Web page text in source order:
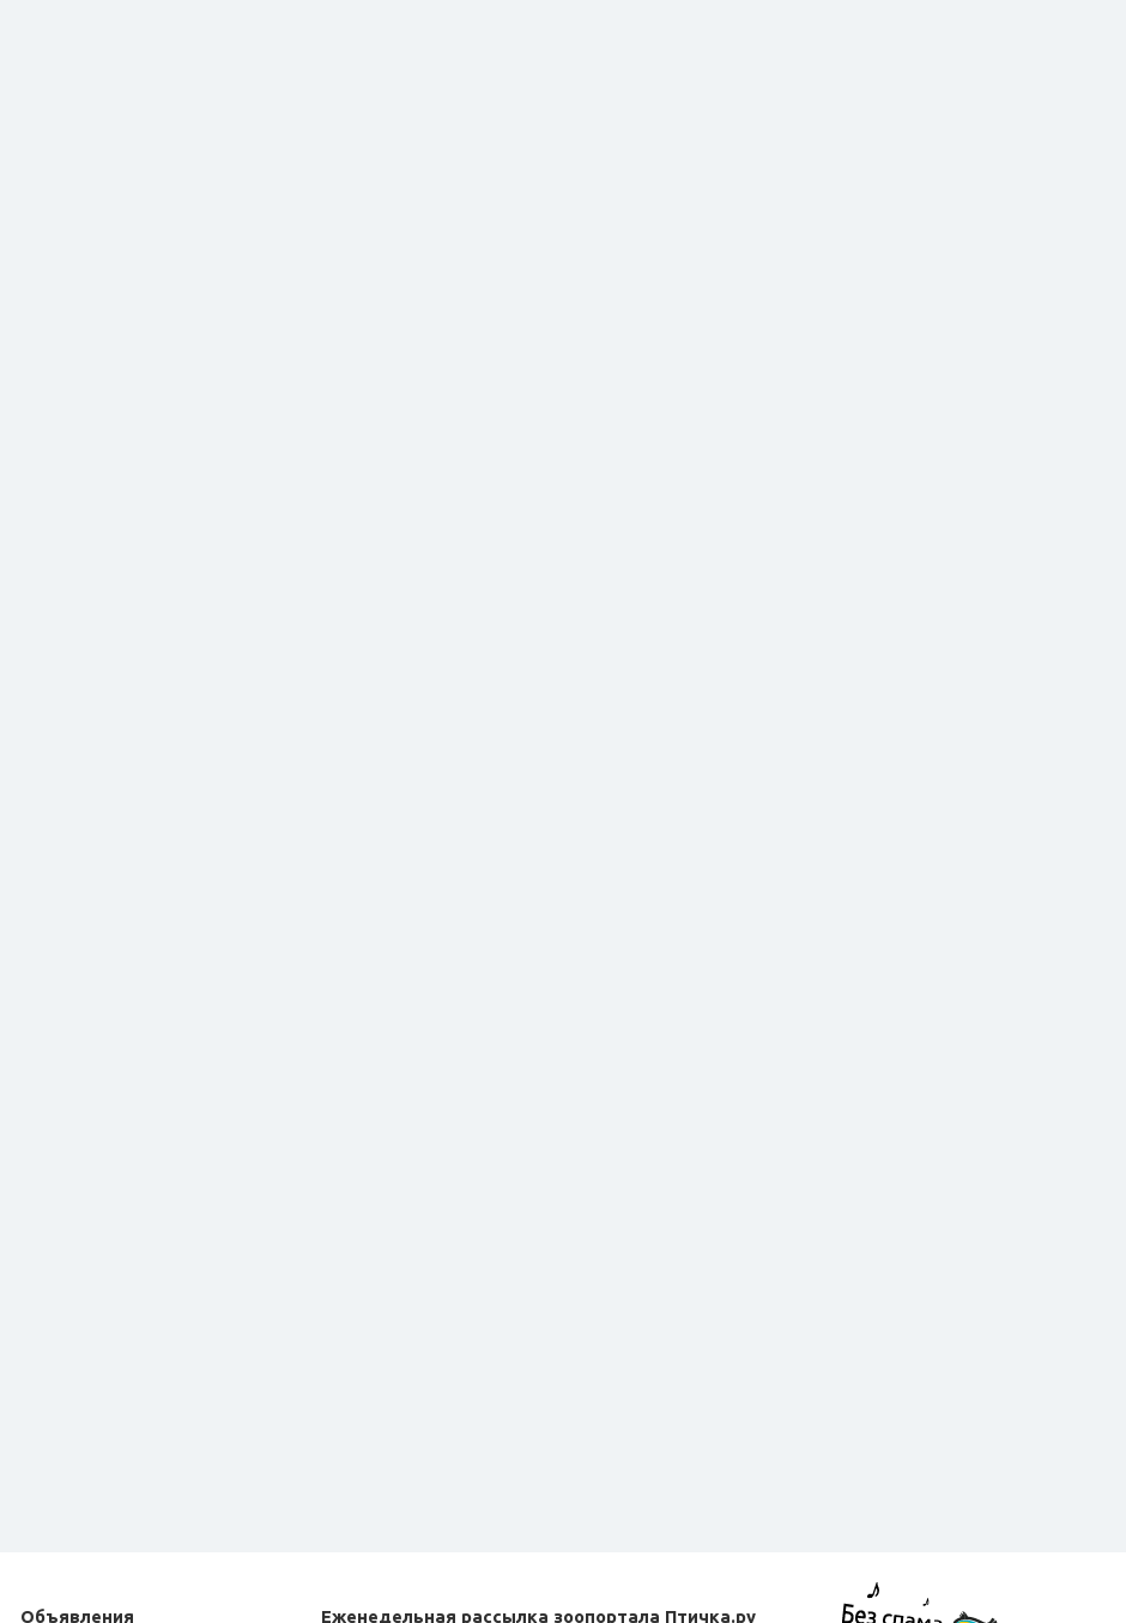
Объявления Еженедельная рассылка зоопортала Птичка.ру